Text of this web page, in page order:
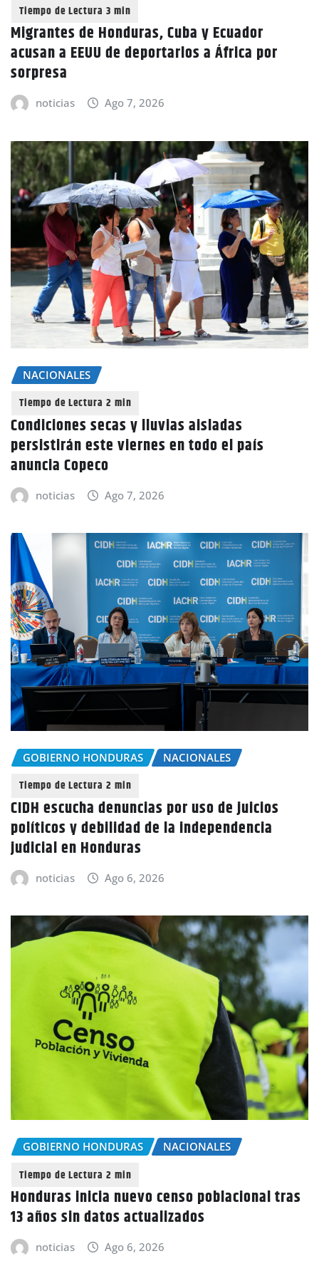
Migrantes de Honduras, Cuba y Ecuador
acusan a EEUU de deportarlos a África por
sorpresa
noticias Ago 7, 2026
NACIONALES
Condiciones secas y lluvias aisladas
persistirán este viernes en todo el país
anuncia Copeco
noticias Ago 7, 2026
GOBIERNO HONDURAS NACIONALES
CIDH escucha denuncias por uso de juicios
políticos y debilidad de la independencia
judicial en Honduras
noticias Ago 6, 2026
GOBIERNO HONDURAS NACIONALES
Honduras inicia nuevo censo poblacional tras
13 años sin datos actualizados
noticias Ago 6, 2026